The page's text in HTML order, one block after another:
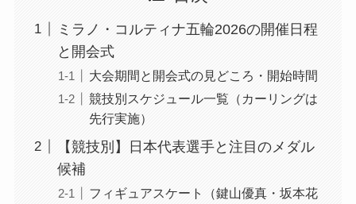
ミラノ・コルティナ五輪2026の開催日程
と開会式
大会期間と開会式の見どころ・開始時間
競技別スケジュール一覧（カーリングは
先行実施）
【競技別】日本代表選手と注目のメダル
候補
フィギュアスケート（鍵山優真・坂本花